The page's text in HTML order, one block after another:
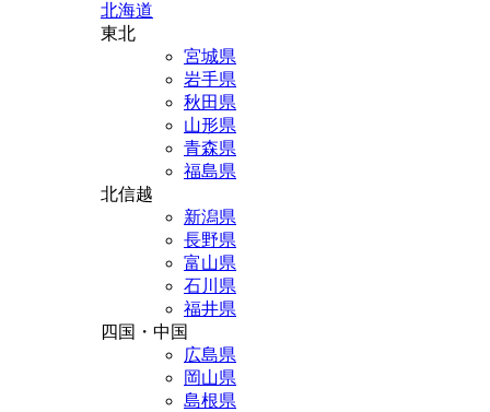
北海道
東北
宮城県
岩手県
秋田県
山形県
青森県
福島県
北信越
新潟県
長野県
富山県
石川県
福井県
四国・中国
広島県
岡山県
島根県